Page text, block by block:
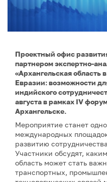
Проектный офис
партнером экспертно-
«Архангельская область
Евразии: возможности
индийского
августа в рамках IV
Архангельске.
Мероприятие станет
международных
развитию
Участники обсудят,
область может стать
транспортных,